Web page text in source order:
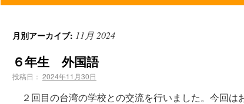
月別アーカイブ: 11月 2024
６年生 外国語
投稿日： 2024年11月30日
２回目の台湾の学校との交流を行いました。今回は